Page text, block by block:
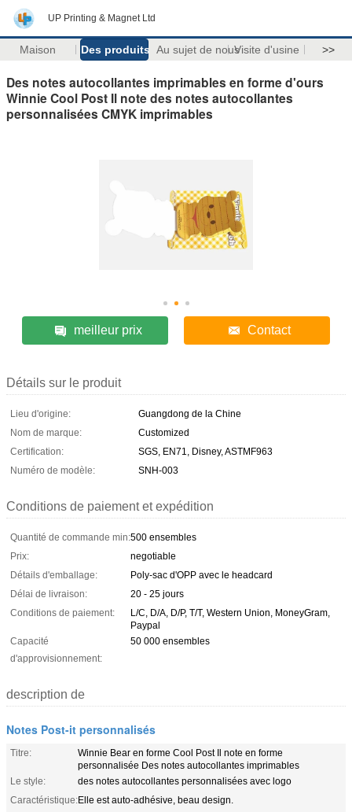
UP Printing & Magnet Ltd
Maison Des produits Au sujet de nousVisite d'usine >>
Des notes autocollantes imprimables en forme d'ours
Winnie Cool Post Il note des notes autocollantes
personnalisées CMYK imprimables
meilleur prix Contact
Détails sur le produit
Lieu d'origine:
Guangdong de la Chine
Nom de marque:
Customized
Certification:
SGS, EN71, Disney, ASTMF963
Numéro de modèle:
SNH-003
Conditions de paiement et expédition
Quantité de commande min:500 ensembles
Prix:
negotiable
Détails d'emballage:
Poly-sac d'OPP avec le headcard
Délai de livraison:
20 - 25 jours
Conditions de paiement:
L/C, D/A, D/P, T/T, Western Union, MoneyGram,
Paypal
Capacité
d'approvisionnement:
50 000 ensembles
description de
Notes Post-it personnalisés
Titre:
Winnie Bear en forme Cool Post Il note en forme
personnalisée Des notes autocollantes imprimables
Le style:
des notes autocollantes personnalisées avec logo
Caractéristique:Elle est auto-adhésive, beau design.